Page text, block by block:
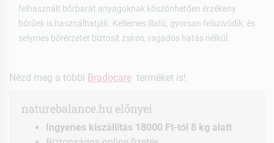
felhasznált bőrbarát anyagoknak köszönhetően érzékeny
bőrűek is használhatják. Kellemes illatú, gyorsan felszívódik, és
selymes bőrérzetet biztosít zsíros, ragadós hatás nélkül.
Nézd meg a többi Bradocare terméket is!
naturebalance.hu előnyei
Ingyenes kiszállítás 18000 Ft-tól 8 kg alatt